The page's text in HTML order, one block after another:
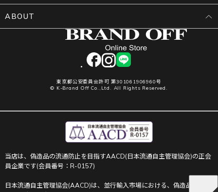
facebookinstagram
LINE
東京都公安委員会許可 第301061906960号
© K-Brand Off Co.,Ltd. All Rights Reserved.
ABOUT
当店は、偽造品の流通防止を目指すAACD(日本流通自主管理協会)の正会
員企業です(会員番号：R-0157)
日本流通自主管理協会(AACD)は、並行輸入市場における、偽造品や不正